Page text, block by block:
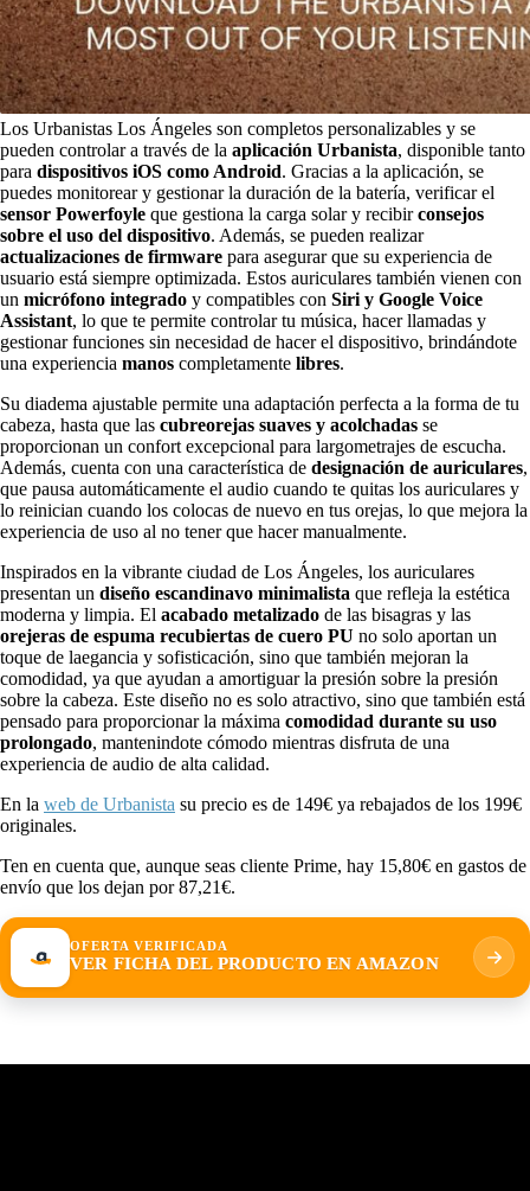
Los Urbanistas Los Ángeles son completos personalizables y se
pueden controlar a través de la aplicación Urbanista, disponible tanto
para dispositivos iOS como Android. Gracias a la aplicación, se
puedes monitorear y gestionar la duración de la batería, verificar el
sensor Powerfoyle que gestiona la carga solar y recibirconsejos
sobre el uso del dispositivo. Además, se pueden realizar
actualizaciones de firmware para asegurar que su experiencia de
usuario está siempre optimizada. Estos auriculares también vienen con
un micrófono integrado y compatibles con Siri y Google Voice
Assistant, lo que te permite controlar tu música, hacer llamadas y
gestionar funciones sin necesidad de hacer el dispositivo, brindándote
una experiencia manos completamente libres.
Su diadema ajustable permite una adaptación perfecta a la forma de tu
cabeza, hasta que las cubreorejas suaves y acolchadas se
proporcionan un confort excepcional para largometrajes de escucha.
Además, cuenta con una característica de designación de auriculares,
que pausa automáticamente el audio cuando te quitas los auriculares y
lo reinician cuando los colocas de nuevo en tus orejas, lo que mejora la
experiencia de uso al no tener que hacer manualmente.
Inspirados en la vibrante ciudad de Los Ángeles, los auriculares
presentan un diseño escandinavo minimalista que refleja la estética
moderna y limpia. El acabado metalizado de las bisagras y las
orejeras de espuma recubiertas de cuero PU no solo aportan un
toque de laegancia y sofisticación, sino que también mejoran la
comodidad, ya que ayudan a amortiguar la presión sobre la presión
sobre la cabeza. Este diseño no es solo atractivo, sino que también está
pensado para proporcionar la máxima comodidad durante su uso
prolongado, mantenindote cómodo mientras disfruta de una
experiencia de audio de alta calidad.
En la web de Urbanista su precio es de 149€ ya rebajados de los 199€
originales.
Ten en cuenta que, aunque seas cliente Prime, hay 15,80€ en gastos de
envío que los dejan por 87,21€.
OFERTA VERIFICADA
VER FICHA DEL PRODUCTO EN AMAZON